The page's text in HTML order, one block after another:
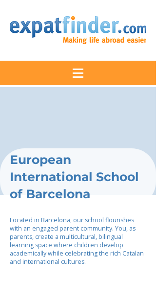
European
International School
of Barcelona
Located in Barcelona, our school flourishes
with an engaged parent community. You, as
parents, create a multicultural, bilingual
learning space where children develop
academically while celebrating the rich Catalan
and international cultures.